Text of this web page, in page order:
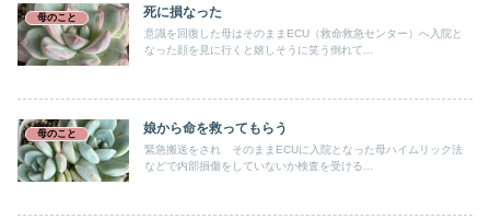
母のこと 死に損なった
意識を回復した母はそのままECU（救命救急センター）へ入院と
なった顔を見に行くと嬉しそうに笑う倒れて...
母のこと 娘から命を救ってもらう
緊急搬送をされ そのままECUに入院となった母ハイムリック法
などで内部損傷をしていないか検査を受ける...